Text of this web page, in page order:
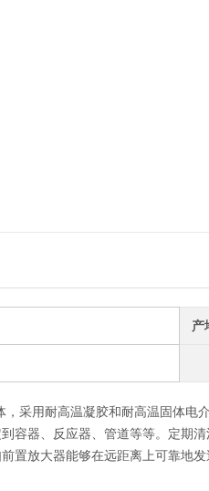
产
采用耐高温凝胶和耐高温固体
容器、反应器、管道等等。定期
置放大器能够在远距离上可靠地